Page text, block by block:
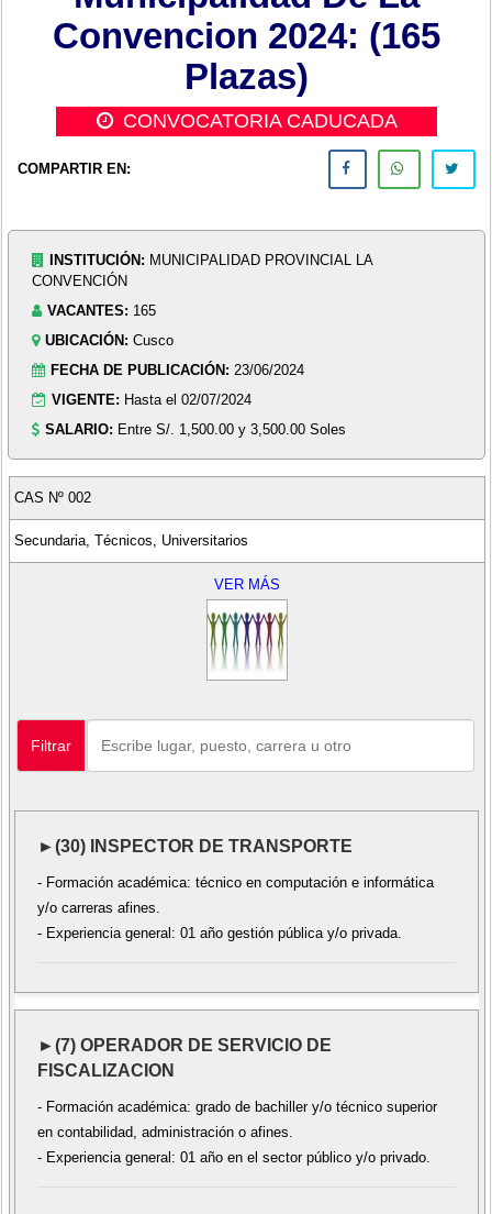
Convencion 2024: (165
Plazas)
CONVOCATORIA CADUCADA
COMPARTIR EN:
INSTITUCIÓN: MUNICIPALIDAD PROVINCIAL LA
CONVENCIÓN
VACANTES: 165
UBICACIÓN: Cusco
FECHA DE PUBLICACIÓN: 23/06/2024
VIGENTE: Hasta el 02/07/2024
SALARIO: Entre S/. 1,500.00 y 3,500.00 Soles
CAS Nº 002
Secundaria, Técnicos, Universitarios
VER MÁS
Filtrar
►(30) INSPECTOR DE TRANSPORTE
- Formación académica: técnico en computación e informática
y/o carreras afines.
- Experiencia general: 01 año gestión pública y/o privada.
►(7) OPERADOR DE SERVICIO DE
FISCALIZACION
- Formación académica: grado de bachiller y/o técnico superior
en contabilidad, administración o afines.
- Experiencia general: 01 año en el sector público y/o privado.